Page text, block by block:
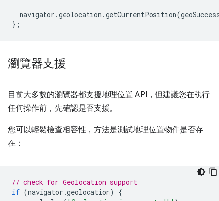
navigator .geolocation .getCurrentPosition(
};
瀏覽器支援
目前大多數的瀏覽器都支援地理位置 API，但建議您在執行
任何操作前，先確認是否支援。
您可以輕鬆檢查相容性，方法是測試地理位置物件是否存
在：
// check for Geolocation support
if (navigator .geolocation)
{